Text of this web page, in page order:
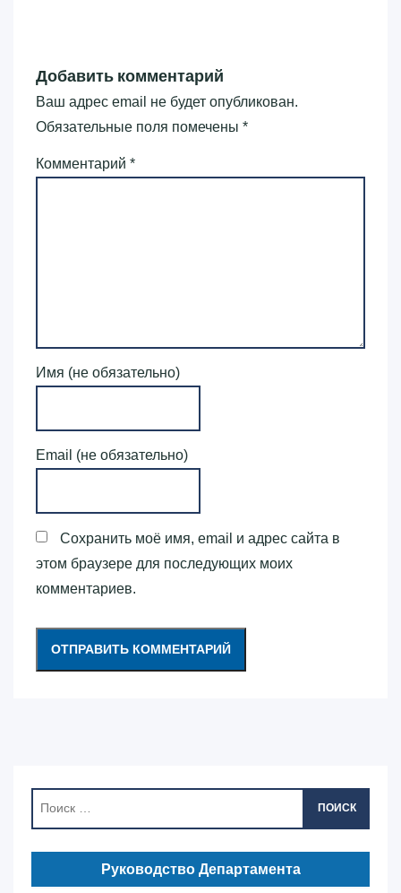
Добавить комментарий
Ваш адрес email не будет опубликован.
Обязательные поля помечены *
Комментарий *
Имя (не обязательно)
Email (не обязательно)
Сохранить моё имя, email и адрес сайта в
этом браузере для последующих моих
комментариев.
ПОИСК
Руководство Департамента